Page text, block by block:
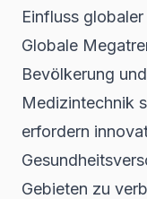
Einfluss
Globale
Bevölkerung
Medizintechnik
erfordern
Gebieten zu